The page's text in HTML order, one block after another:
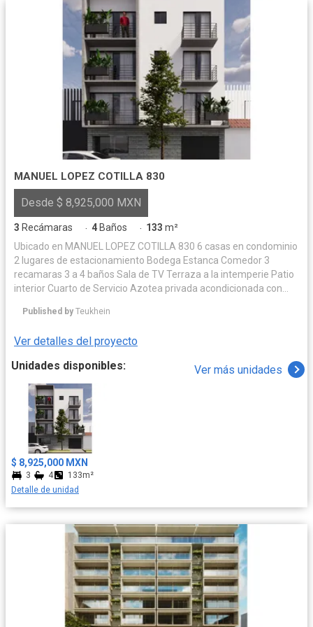
MANUEL LOPEZ COTILLA 830
Desde $ 8,925,000 MXN
3 Recámaras · 4 Baños · 133 m²
Ubicado en MANUEL LOPEZ COTILLA 830 6 casas en condominio
2 lugares de estacionamiento Bodega Estanca Comedor 3
recamaras 3 a 4 baños Sala de TV Terraza a la intemperie Patio
interior Cuarto de Servicio Azotea privada acondicionada con
Published by Teukhein
Ver detalles del proyecto
Unidades disponibles:
Ver más unidades
$ 8,925,000 MXN
3 4
133m²
Detalle de unidad